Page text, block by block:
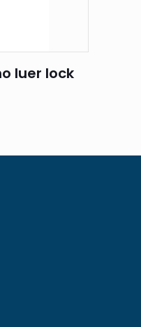
luer lock